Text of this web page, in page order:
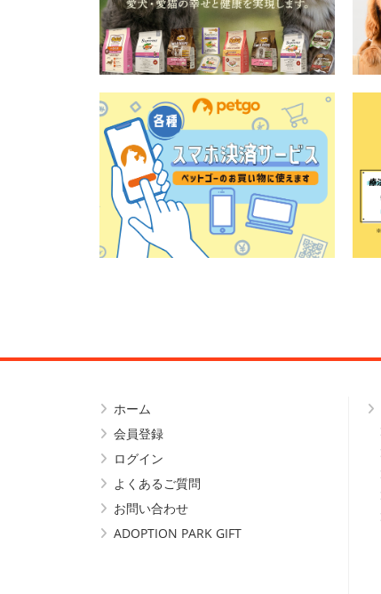
ホーム
会員登録
ログイン
よくあるご質問
お問い合わせ
ADOPTION PARK GIFT